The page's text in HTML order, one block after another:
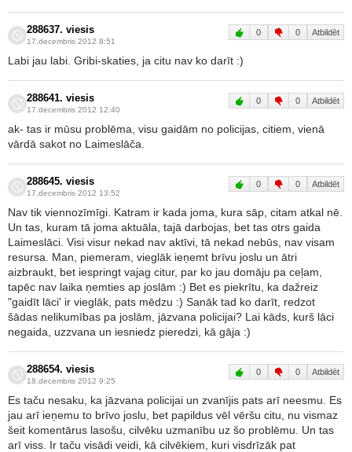
288637. viesis
17.decembris 2012 8:51
0 0 Atbildēt
Labi jau labi. Gribi-skaties, ja citu nav ko darīt :)
288641. viesis
17.decembris 2012 12:40
0 0 Atbildēt
ak- tas ir mūsu problēma, visu gaidām no policijas, citiem, vienā
vārdā sakot no Laimeslāča.
288645. viesis
17.decembris 2012 13:52
0 0 Atbildēt
Nav tik viennozīmīgi. Katram ir kada joma, kura sāp, citam atkal nē.
Un tas, kuram tā joma aktuāla, tajā darbojas, bet tas otrs gaida
Laimeslāci. Visi visur nekad nav aktīvi, tā nekad nebūs, nav visam
resursa. Man, piemeram, vieglāk ieņemt brīvu joslu un ātri
aizbraukt, bet iespringt vajag citur, par ko jau domāju pa ceļam,
tapēc nav laika ņemties ap joslām :) Bet es piekrītu, ka dažreiz
"gaidīt lāci' ir vieglāk, pats mēdzu :) Sanāk tad ko darīt, redzot
šādas nelikumības pa joslām, jāzvana policijai? Lai kāds, kurš lāci
negaida, uzzvana un iesniedz pieredzi, kā gāja :)
288654. viesis
18.decembris 2012 9:25
0 0 Atbildēt
Es taču nesaku, ka jāzvana policijai un zvanījis pats arī neesmu. Es
jau arī ieņemu to brīvo joslu, bet papildus vēl vēršu citu, nu vismaz
šeit komentārus lasošu, cilvēku uzmanību uz šo problēmu. Un tas
arī viss. Ir taču visādi veidi, kā cilvēkiem, kuri visdrīzāk pat